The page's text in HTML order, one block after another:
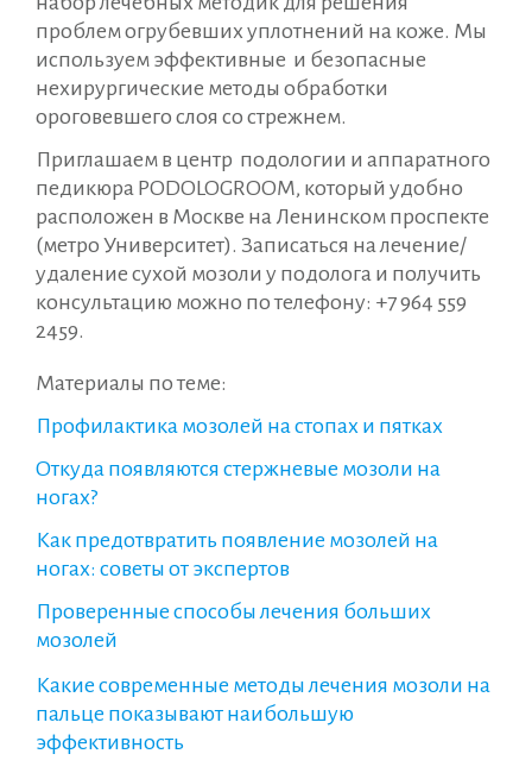
проблем огрубевших уплотнений на коже. Мы
используем эффективные и безопасные
нехирургические методы обработки
ороговевшего слоя со стрежнем.
Приглашаем в центр подологии и аппаратного
педикюра PODOLOGROOM, который удобно
расположен в Москве на Ленинском проспекте
(метро Университет). Записаться на лечение/
удаление сухой мозоли у подолога и получить
консультацию можно по телефону: +7 964 559
2459.
Материалы по теме:
Профилактика мозолей на стопах и пятках
Откуда появляются стержневые мозоли на
ногах?
Как предотвратить появление мозолей на
ногах: советы от экспертов
Проверенные способы лечения больших
мозолей
Какие современные методы лечения мозоли на
пальце показывают наибольшую
эффективность